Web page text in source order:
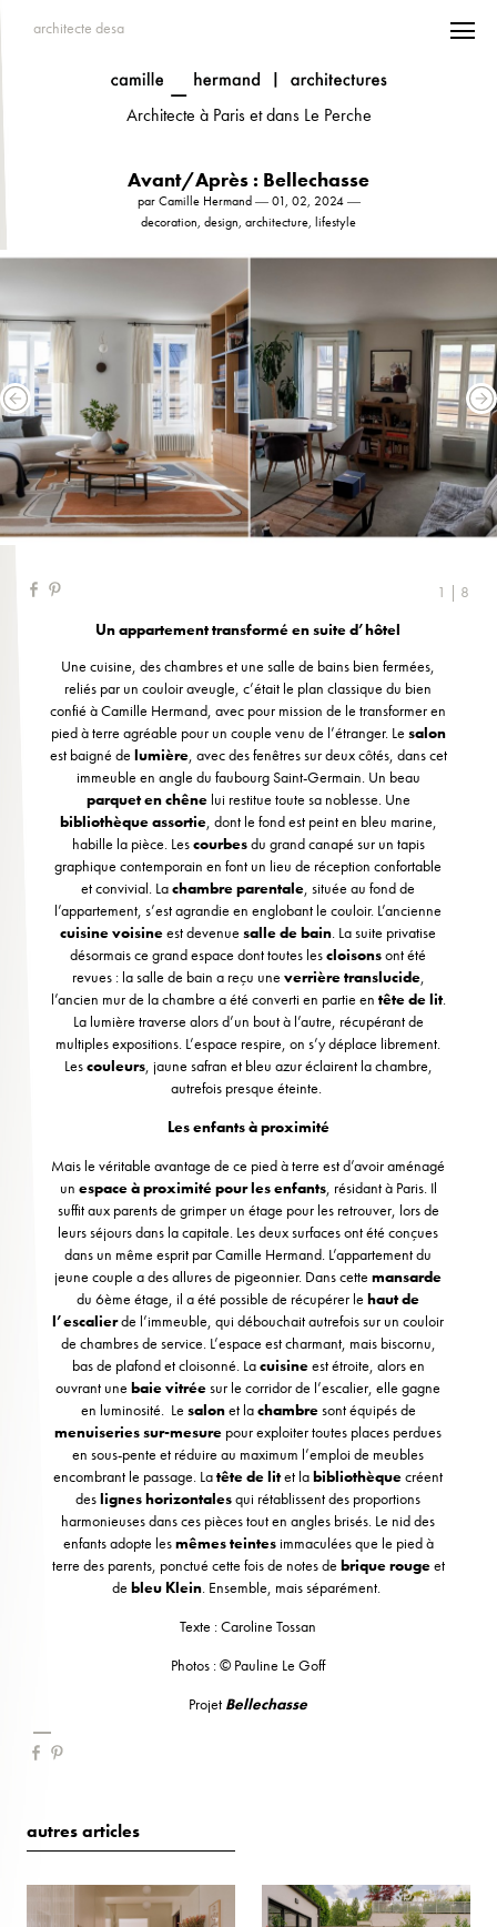
architecte desa
Architecte à Paris et dans Le Perche
Avant/Après : Bellechasse
par Camille Hermand ― 01, 02, 2024 ―
decoration, design, architecture, lifestyle
1 | 8
Un appartement transformé en suite d’hôtel
Une cuisine, des chambres et une salle de bains bien fermées,
reliés par un couloir aveugle, c’était le plan classique du bien
confié à Camille Hermand, avec pour mission de le transformer en
pied à terre agréable pour un couple venu de l’étranger. Le salon
est baigné de lumière, avec des fenêtres sur deux côtés, dans cet
immeuble en angle du faubourg Saint-Germain. Un beau
parquet en chênelui restitue toute sa noblesse. Une
bibliothèque assortie, dont le fond est peint en bleu marine,
habille la pièce. Lescourbesdu grand canapé sur un tapis
graphique contemporain en font un lieu de réception confortable
et convivial. Lachambre parentale, située au fond de
l’appartement, s’est agrandie en englobant le couloir. L’ancienne
cuisine voisineest devenuesalle de bain. La suite privatise
désormais ce grand espace dont toutes lescloisonsont été
revues : la salle de bain a reçu une verrière translucide,
l’ancien mur de la chambre a été converti en partie en tête de lit.
La lumière traverse alors d’un bout à l’autre, récupérant de
multiples expositions. L’espace respire, on s’y déplace librement.
Lescouleurs, jaune safran et bleu azur éclairent la chambre,
autrefois presque éteinte.
Les enfants à proximité
Mais le véritable avantage de ce pied à terre est d’avoir aménagé
un espace à proximité pour les enfants, résidant à Paris. Il
suffit aux parents de grimper un étage pour les retrouver, lors de
leurs séjours dans la capitale. Les deux surfaces ont été conçues
dans un même esprit par Camille Hermand. L’appartement du
jeune couple a des allures de pigeonnier. Dans cettemansarde
du 6ème étage, il a été possible de récupérer lehaut de
l’escalierde l’immeuble, qui débouchait autrefois sur un couloir
de chambres de service. L’espace est charmant, mais biscornu,
bas de plafond et cloisonné. Lacuisineest étroite, alors en
ouvrant unebaie vitréesur le corridor de l’escalier, elle gagne
en luminosité. Le salonet lachambresont équipés de
menuiseries sur-mesure pour exploiter toutes places perdues
en sous-pente et réduire au maximum l’emploi de meubles
encombrant le passage. Latête de litet labibliothèquecréent
deslignes horizontalesqui rétablissent des proportions
harmonieuses dans ces pièces tout en angles brisés. Le nid des
enfants adopte lesmêmes teintesimmaculées que le pied à
terre des parents, ponctué cette fois de notes de brique rougeet
debleu Klein. Ensemble, mais séparément.
Texte : Caroline Tossan
Photos : © Pauline Le Goff
Projet Bellechasse
autres articles